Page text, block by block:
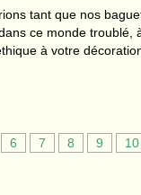
tant que nos
ce monde troublé,
à votre
6 7 8 9 10